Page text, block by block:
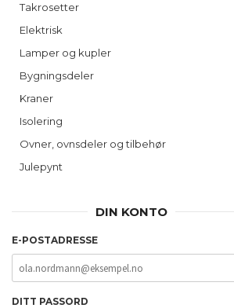
Takrosetter
Elektrisk
Lamper og kupler
Bygningsdeler
Kraner
Isolering
Ovner, ovnsdeler og tilbehør
Julepynt
DIN KONTO
E-POSTADRESSE
DITT PASSORD